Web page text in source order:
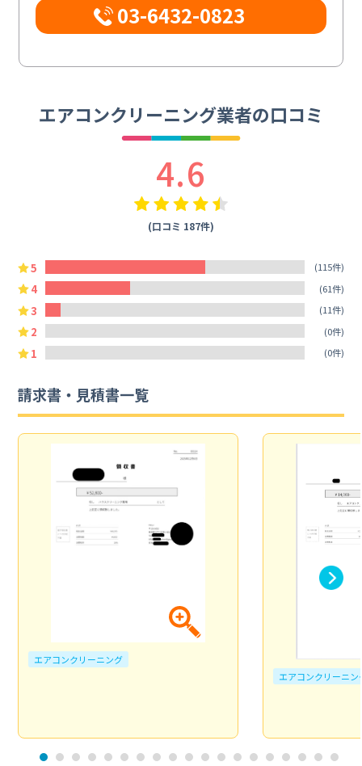
03-6432-0823
エアコンクリーニング業者の口コミ
4.6
(口コミ 187件)
5 (115件)
4 (61件)
3 (11件)
2 (0件)
1 (0件)
請求書・見積書一覧
エアコンクリーニング
エアコンクリーニン